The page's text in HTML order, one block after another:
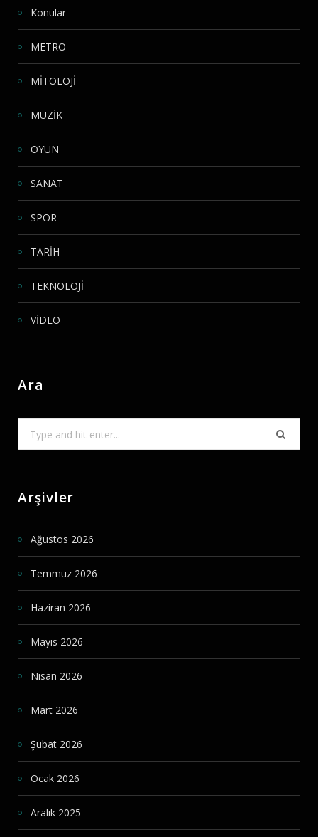
Konular
METRO
MİTOLOJİ
MÜZİK
OYUN
SANAT
SPOR
TARİH
TEKNOLOJİ
VİDEO
Ara
Arşivler
Ağustos 2026
Temmuz 2026
Haziran 2026
Mayıs 2026
Nisan 2026
Mart 2026
Şubat 2026
Ocak 2026
Aralık 2025